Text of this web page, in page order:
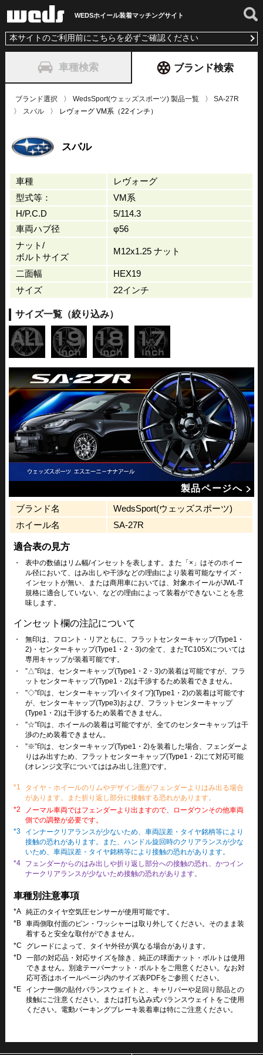
WEDSホイール装着マッチングサイト
本サイトのご利用前にこちらを必ずご確認ください
車種検索 ブランド検索
ブランド選択 WedsSport(ウェッズスポーツ) 製品一覧
SA-27R
スバル
レヴォーグ VM系（22インチ）
スバル
車種
レヴォーグ
型式等：
VM系
H/P.C.D
5/114.3
車両ハブ径
φ56
ナット/
ボルトサイズ
M12x1.25 ナット
二面幅
HEX19
サイズ
22インチ
サイズ一覧（絞り込み）
製品ページへ
ブランド名
WedsSport(ウェッズスポーツ)
ホイール名
SA-27R
適合表の見方
・
表中の数値はリム幅/インセットを表します。また「×」はそのホイー
ル径において、はみ出しや干渉などの理由により装着可能なサイズ・
インセットが無い、または商用車においては、対象ホイールがJWL-T
規格に適合していない、などの理由によって装着ができないことを意
味します。
インセット欄の注記について
・
無印は、フロント・リアともに、フラットセンターキャップ(Type1・
2)・センターキャップ(Type1・2・3)の全て、またTC105Xについては
専用キャップが装着可能です。
・
”△”印は、センターキャップ(Type1・2・3)の装着は可能ですが、フラ
ットセンターキャップ(Type1・2)は干渉するため装着できません。
・
”◇”印は、センターキャップ[ハイタイプ](Type1・2)の装着は可能です
が、センターキャップ(Type3)および、フラットセンターキャップ
(Type1・2)は干渉するため装着できません。
・
”☆”印は、ホイールの装着は可能ですが、全てのセンターキャップは干
渉のため装着できません。
・
”※”印は、センターキャップ(Type1・2)を装着した場合、フェンダーよ
りはみ出すため、フラットセンターキャップ(Type1・2)にて対応可能
(オレンジ文字についてははみ出し注意)です。
*1
タイヤ・ホイールのリムやデザイン面がフェンダーよりはみ出る場合
があります。また折り返し部分に接触する恐れがあります。
*2
ノーマル車両ではフェンダーより出ますので、ローダウンその他車両
側での調整が必要です。
*3
インナークリアランスが少ないため、車両誤差・タイヤ銘柄等により
接触の恐れがあります。また、ハンドル旋回時のクリアランスが少な
いため、車両誤差・タイヤ銘柄等により接触の恐れがあります。
*4
フェンダーからのはみ出しや折り返し部分への接触の恐れ、かつイン
ナークリアランスが少ないため接触の恐れがあります。
車種別注意事項
*A 純正のタイヤ空気圧センサーが使用可能です。
*B 車両側取付面のピン・ワッシャーは取り外してください。そのまま装
着すると安全な取付ができません。
*C
グレードによって、タイヤ外径が異なる場合があります。
*D
一部の対応品・対応サイズを除き、純正の球面ナット・ボルトは使用
できません。別途テーパーナット・ボルトをご用意ください。なお対
応可否はホイールページ内のサイズ表PDFをご参照ください。
*E
インナー側の貼付バランスウェイトと、キャリパーや足回り部品との
接触にご注意ください。または打ち込み式バランスウェイトをご使用
ください。電動パーキングブレーキ装着車は特にご注意ください。